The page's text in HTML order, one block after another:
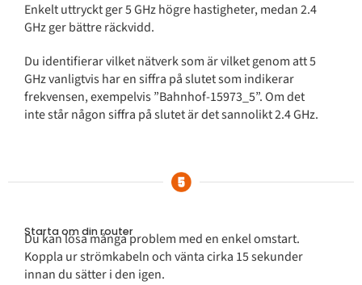
Enkelt uttryckt ger 5 GHz högre hastigheter, medan 2.4
GHz ger bättre räckvidd.
Du identifierar vilket nätverk som är vilket genom att 5
GHz vanligtvis har en siffra på slutet som indikerar
frekvensen, exempelvis ”Bahnhof-15973_5”. Om det
inte står någon siffra på slutet är det sannolikt 2.4 GHz.
Starta om din router
Du kan lösa många problem med en enkel omstart.
Koppla ur strömkabeln och vänta cirka 15 sekunder
innan du sätter i den igen.